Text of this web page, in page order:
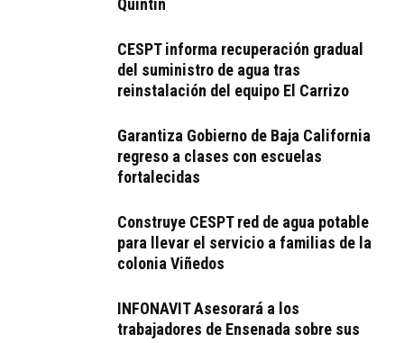
Quintín
CESPT informa recuperación gradual
del suministro de agua tras
reinstalación del equipo El Carrizo
Garantiza Gobierno de Baja California
regreso a clases con escuelas
fortalecidas
Construye CESPT red de agua potable
para llevar el servicio a familias de la
colonia Viñedos
INFONAVIT Asesorará a los
trabajadores de Ensenada sobre sus